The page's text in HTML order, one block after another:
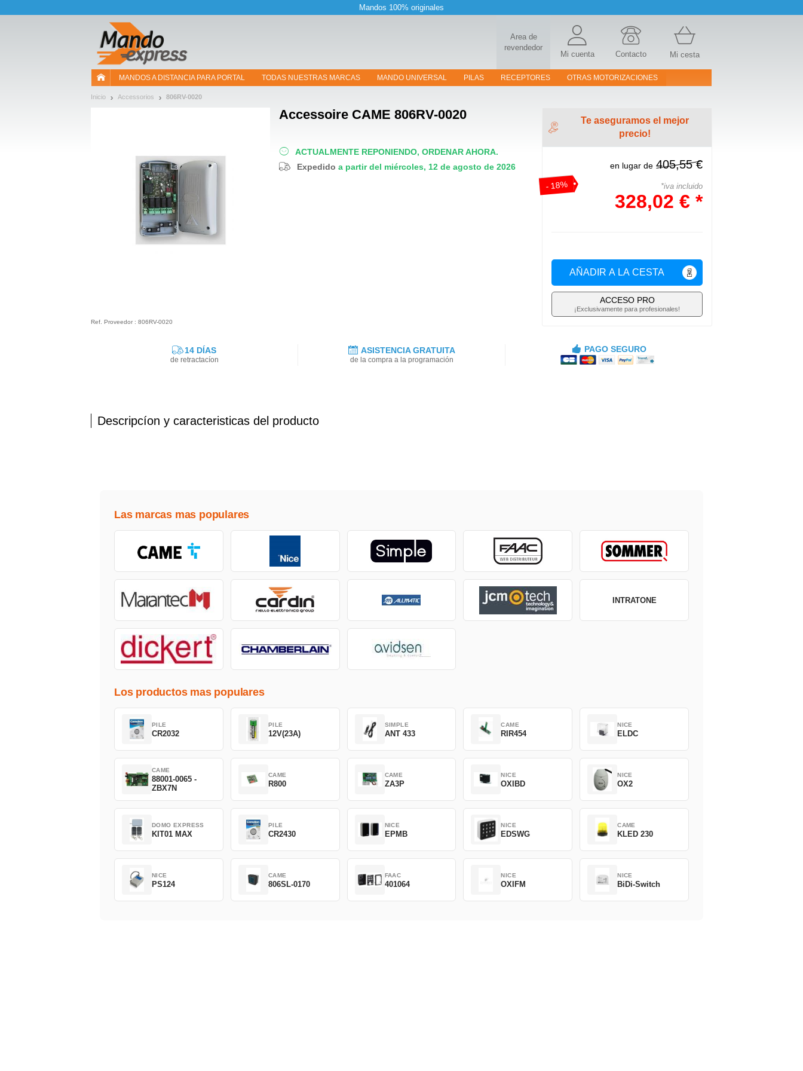
Mandos 100% originales
Area de
revendedor
Mi cuenta Contacto Mi cesta
MANDOS A DISTANCIA PARA PORTAL TODAS NUESTRAS MARCAS MANDO UNIVERSAL PILAS RECEPTORES OTRAS MOTORIZACIONES
Inicio Accessorios 806RV-0020
Accessoire CAME 806RV-0020
ACTUALMENTE REPONIENDO, ORDENAR AHORA.
Expedido a partir del miércoles, 12 de agosto de 2026
Te aseguramos el mejor
precio!
- 18%
en lugar de 405,55 €
*iva incluido
328,02 € *
AÑADIR A LA CESTA
ACCESO PRO
¡Exclusivamente para profesionales!
Ref. Proveedor : 806RV-0020
14 DÍAS
de retractacíon
ASISTENCIA GRATUITA
de la compra a la programación
PAGO SEGURO
Descripcíon y caracteristicas del producto
Las marcas mas populares
INTRATONE
Los productos mas populares
PILE
CR2032
PILE
12V(23A)
SIMPLE
ANT 433
CAME
RIR454
NICE
ELDC
CAME
88001-0065 -
ZBX7N
CAME
R800
CAME
ZA3P
NICE
OXIBD
NICE
OX2
DOMO EXPRESS
KIT01 MAX
PILE
CR2430
NICE
EPMB
NICE
EDSWG
CAME
KLED 230
NICE
PS124
CAME
806SL-0170
FAAC
401064
NICE
OXIFM
NICE
BiDi-Switch